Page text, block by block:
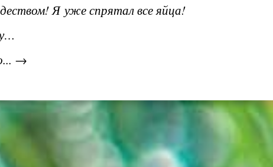
Я уже спрятал все яйца!
→